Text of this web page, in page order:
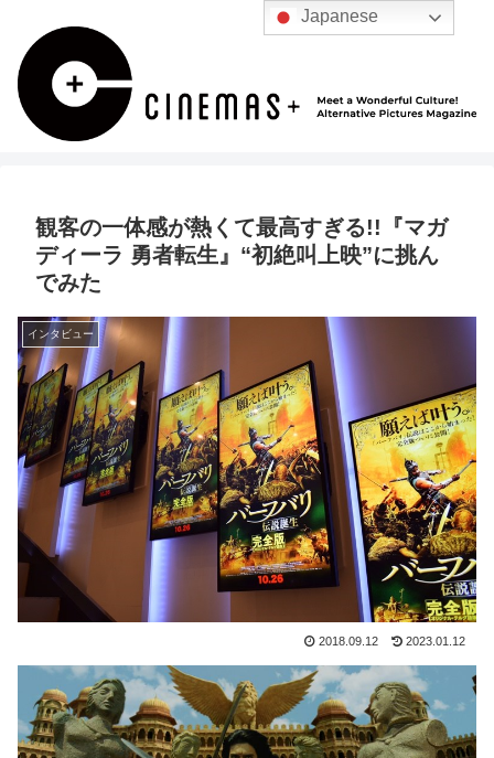
観客の一体感が熱くて最高すぎる!!『マガ
ディーラ 勇者転生』“初絶叫上映”に挑ん
でみた
インタビュー
2018.09.12 2023.01.12
Japanese